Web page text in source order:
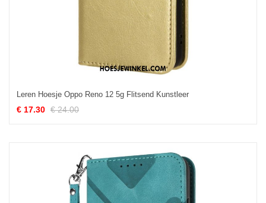
Leren Hoesje Oppo Reno 12 5g Flitsend Kunstleer
€ 17.30 € 24.00